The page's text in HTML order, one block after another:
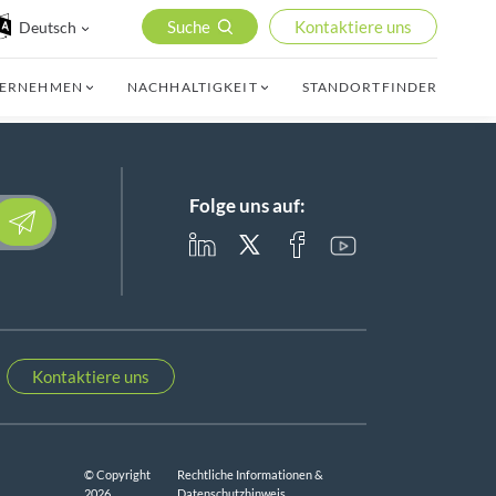
Deutsch Suche Kontaktiere uns
NACHHALTIGKEIT STANDORTFINDER
leave this field empty. Folge uns auf:
Kontaktiere uns
© Copyright
Rechtliche Informationen &